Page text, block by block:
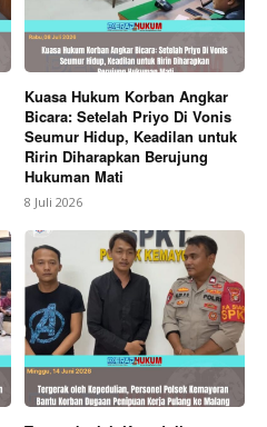
Kuasa Hukum Korban Angkar
Bicara: Setelah Priyo Di Vonis
Seumur Hidup, Keadilan untuk
Ririn Diharapkan Berujung
Hukuman Mati
8 Juli 2026